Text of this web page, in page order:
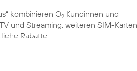
kombinieren O2 Kundinnen und
und Streaming, weiteren SIM-Karten
Rabatte